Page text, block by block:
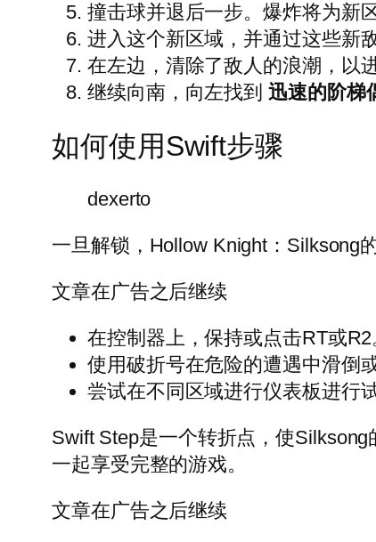
撞击球并退后一步。爆炸将为新
进入这个新区域，并通过这些新
在左边，清除了敌人的浪潮，以
继续向南，向左找到 迅速的阶梯
如何使用Swift步骤
dexerto
一旦解锁，Hollow Knight：Silksong
文章在广告之后继续
在控制器上，保持或点击RT或R2
使用破折号在危险的遭遇中滑倒
尝试在不同区域进行仪表板进行
Swift Step是一个转折点，使
一起享受完整的游戏。
文章在广告之后继续